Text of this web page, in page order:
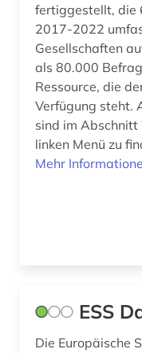
fertiggestellt, die
2017-2022
Gesellschaften
als 80.000
Ressource, die
Verfügung steht. Alle Informationen der Welle 7
sind im
linken Menü zu
Mehr
ESS
Die Europäische